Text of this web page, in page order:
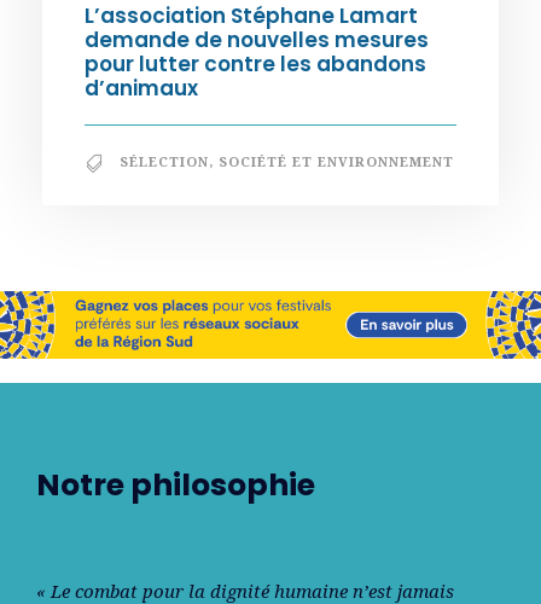
L’association Stéphane Lamart
demande de nouvelles mesures
pour lutter contre les abandons
d’animaux
SÉLECTION, SOCIÉTÉ ET ENVIRONNEMENT
Notre philosophie
« Le combat pour la dignité humaine n’est jamais